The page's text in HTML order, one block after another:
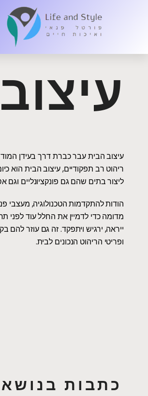
עיצוב הבית עבר כברת דרך בעידן
ריהוט רב תפקודיים, עיצוב הבית הוא
ליצור בתים שהם גם פונקציונליים וגם
הודות להתקדמות הטכנולוגיה, מעצבי
מדומה כדי לדמיין את החלל עוד לפני
ייראה, ירגיש ויתפקד. זה גם עוזר
ופריטי הריהוט הנכונים לבית.
כתבות בנושא